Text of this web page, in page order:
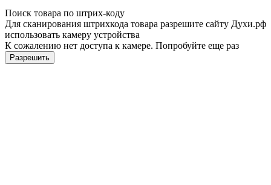
Поиск товара по штрих-коду
Для сканирования штрихкода товара разрешите сайту Духи.рф
использовать камеру устройства
К сожалению нет доступа к камере. Попробуйте еще раз
Разрешить